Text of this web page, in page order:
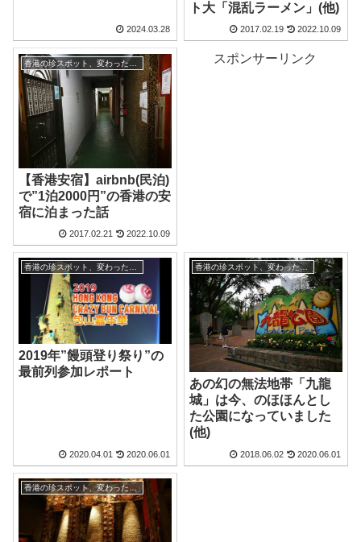
2024.03.28
ト大「混乱ラーメン」(他)
2017.02.19 2022.10.09
香港の珍スポット、変わった観光地
【香港安宿】airbnb(民泊)
で”1泊2000円”の香港の安
宿に泊まった話
2017.02.21 2022.10.09
スポンサーリンク
香港の珍スポット、変わった観光地
2019年”饅頭登り祭り”の
最前列参加レポート
2020.04.01 2020.06.01
香港の珍スポット、変わった観光地
あの幻の無法地帯「九龍
城」は今、のほほんとし
た公園になっていました
(他)
2018.06.02 2020.06.01
香港の珍スポット、変わった観光地